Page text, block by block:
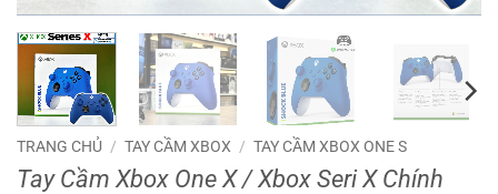
TRANG CHỦ / TAY CẦM XBOX / TAY CẦM XBOX ONE S
Tay Cầm Xbox One X / Xbox Seri X Chính